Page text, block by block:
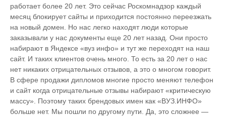
работает более 20 лет. Это сейчас Роскомнадзор каждый
месяц блокирует сайты и приходится постоянно переезжать
на новый домен. Но нас легко находят люди которые
заказывали у нас документы еще 20 лет назад. Они просто
набирают в Яндексе «вуз инфо» и тут же переходят на наш
сайт. И таких клиентов очень много. То есть за 20 лет о нас
нет никаких отрицательных отзывов, а это о многом говорит.
В сфере продажи дипломов многие просто меняют телефон
и сайт когда отрицательные отзывы набирают «критическую
массу». Поэтому таких брендовых имен как «ВУЗ.ИНФО»
больше нет. Мы пошли по другому пути. Да, это сложнее —